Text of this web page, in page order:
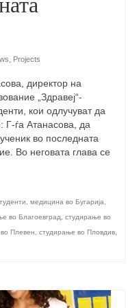
– Day 1 |
– Day 3 |
– Day 4 |
– Day 5 |
Projects
директор на
„Здравеј“-
кои одлучуват да
Г-ѓа Атанасова, да
во последната
Во неговата глава се
медицина во Бугарија
во Благоевград
студирање во
Плевен студирање во Пловдив